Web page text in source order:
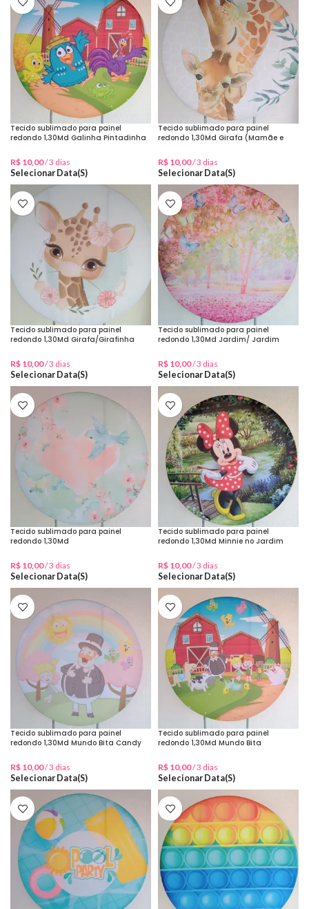
Tecido sublimado para painel
redondo 1,30Md Galinha Pintadinha
R$ 10,00/ 3 dias
Selecionar Data(s)
Tecido sublimado para painel
redondo 1,30Md Girafa (Mamãe e
R$ 10,00/ 3 dias
Selecionar Data(s)
Tecido sublimado para painel
redondo 1,30Md Girafa/Girafinha
R$ 10,00/ 3 dias
Selecionar Data(s)
Tecido sublimado para painel
redondo 1,30Md Jardim/ Jardim
R$ 10,00/ 3 dias
Selecionar Data(s)
Tecido sublimado para painel
redondo 1,30Md
R$ 10,00/ 3 dias
Selecionar Data(s)
Tecido sublimado para painel
redondo 1,30Md Minnie no Jardim
R$ 10,00/ 3 dias
Selecionar Data(s)
Tecido sublimado para painel
redondo 1,30Md Mundo Bita Candy
R$ 10,00/ 3 dias
Selecionar Data(s)
Tecido sublimado para painel
redondo 1,30Md Mundo Bita
R$ 10,00/ 3 dias
Selecionar Data(s)